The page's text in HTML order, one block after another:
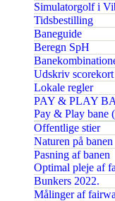
Simulatorgolf i
Tidsbestilling
Baneguide
Beregn SpH
Udskriv scorekort
Lokale regler
PAY & PLAY
Pay & Play bane
Offentlige stier
Naturen på banen
Pasning af banen
Optimal pleje af
Bunkers 2022.
Målinger af